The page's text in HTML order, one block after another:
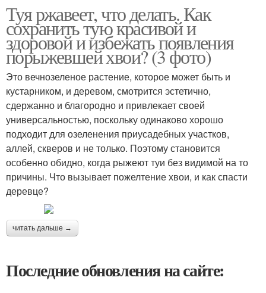
Туя ржавеет, что делать. Как
сохранить тую красивой и
здоровой и избежать появления
порыжевшей хвои? (3 фото)
Это вечнозеленое растение, которое может быть и
кустарником, и деревом, смотрится эстетично,
сдержанно и благородно и привлекает своей
универсальностью, поскольку одинаково хорошо
подходит для озеленения приусадебных участков,
аллей, скверов и не только. Поэтому становится
особенно обидно, когда рыжеют туи без видимой на то
причины. Что вызывает пожелтение хвои, и как спасти
деревце?
читать дальше →
Последние обновления на сайте: